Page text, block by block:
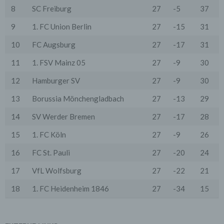
8
SC Freiburg 27 -5
37
9
1. FC Union Berlin 27 -15
31
10
FC Augsburg 27 -17
31
11
1. FSV Mainz 05 27 -9
30
12
Hamburger SV 27 -9
30
13
Borussia Mönchengladbach 27 -13
29
14
SV Werder Bremen 27 -17
28
15
1. FC Köln 27 -9
26
16
FC St. Pauli 27 -20
24
17
VfL Wolfsburg 27 -22
21
18
1. FC Heidenheim 1846 27 -34 15
Zwecke, wenn diese notwendig sind, um unsere
zu erfüllen (z.B. Adressmitteilung an Lieferanten).
Bei der Kontaktaufnahme mit uns (per Kontaktformular
Bearbeitung der Anfrage sowie für den Fall, dass
Personenbezogene Daten werden gelöscht, sofern sie
ihren Verwendungszweck erfüllt haben und der
Löschung keine Aufbewahrungspflichten
entgegenstehen.
4. Erhebung von Zugriffsdaten
auf dem sich dieser Dienst befindet (so genannte
der abgerufenen Webseite, Datei, Datum und Uhrzeit
erfolgreichen Abruf, Browsertyp nebst Version, das
besuchte Seite), IP-Adresse und der anfragende
Person des Nutzers oder sonstiger Profilerstellung